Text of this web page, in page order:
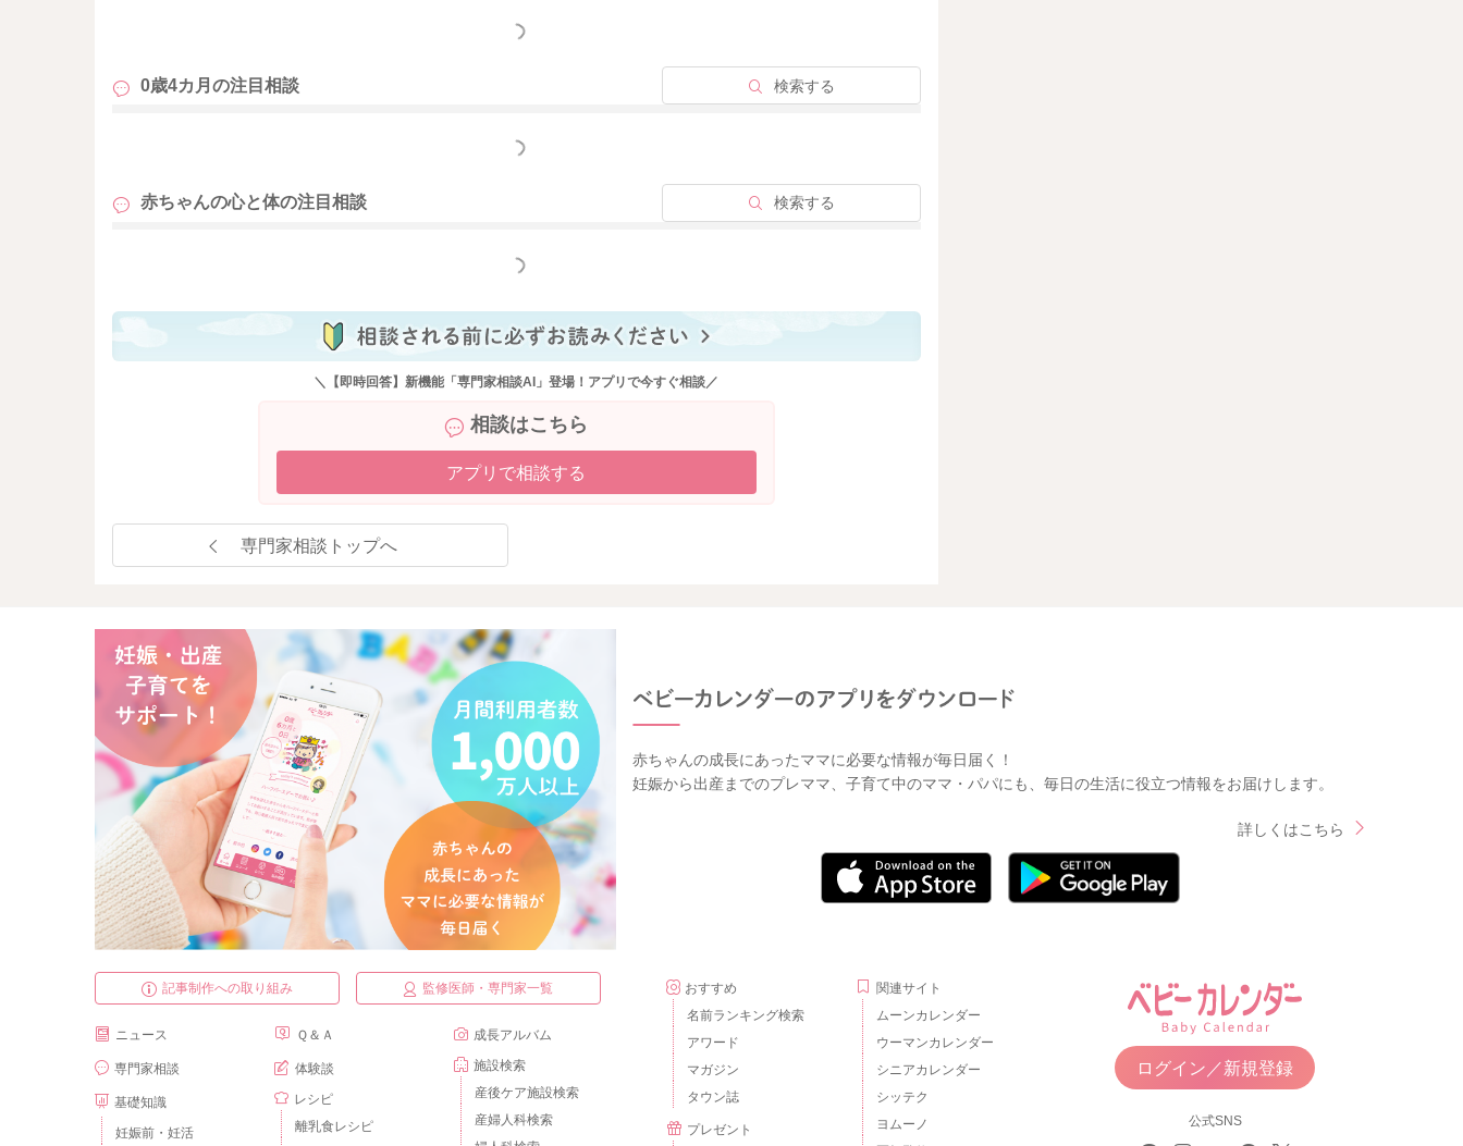
もっと見る
0歳4カ月の注目相談 検索する
もっと見る
赤ちゃんの心と体の注目相談 検索する
もっと見る
＼【即時回答】新機能「専門家相談AI」登場！アプリで今すぐ相談／
相談はこちら
アプリで相談する
専門家相談トップへ
赤ちゃんの成長にあったママに必要な情報が毎日届く！
妊娠から出産までのプレママ、子育て中のママ・パパにも、毎日の生活に役立つ情報をお届けします。
詳しくはこちら
記事制作への取り組み 監修医師・専門家一覧
ニュース
専門家相談
基礎知識
妊娠前・妊活
Ｑ＆Ａ
体験談
レシピ
離乳食レシピ
成長アルバム
施設検索
産後ケア施設検索
産婦人科検索
おすすめ
名前ランキング検索
アワード
マガジン
タウン誌
プレゼント
関連サイト
ムーンカレンダー
ウーマンカレンダー
シニアカレンダー
シッテク
ヨムーノ
ログイン／新規登録
公式SNS